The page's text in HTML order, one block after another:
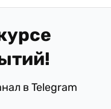
в Telegram